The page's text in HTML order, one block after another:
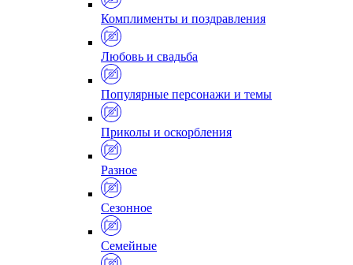
Комплименты и поздравления
Любовь и свадьба
Популярные персонажи и темы
Приколы и оскорбления
Разное
Сезонное
Семейные